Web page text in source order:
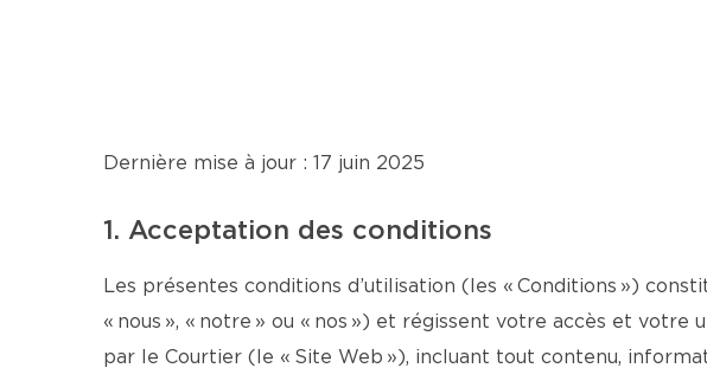
Dernière mise à jour : 17 juin 2025
1. Acceptation des conditions
Les présentes conditions d’utilisation (les « Conditions »)
« nous », « notre » ou « nos ») et régissent votre accès et
par le Courtier (le « Site Web »), incluant tout contenu,